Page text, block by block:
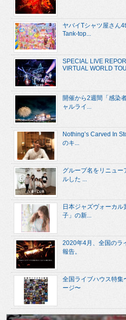
ヤバイTシャツ屋さん
Tank-top...
SPECIAL LIVE
VIRTUAL WORLD
開催から2週間「感染
ャルライ...
Nothing’s Carved In
のキ...
グループ名をリニュー
ルした ...
日本ジャズヴォーカ
子」の新...
2020年4月、全国のラ
報告。
全国ライブハウス特集
ージ〜